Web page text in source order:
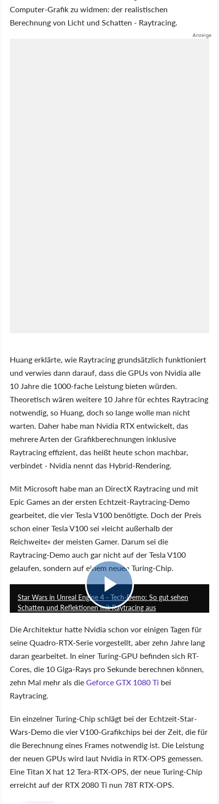
Computer-Grafik zu widmen: der realistischen
Berechnung von Licht und Schatten - Raytracing.
Huang erklärte, wie Raytracing grundsätzlich funktioniert
und verwies dann darauf, dass die GPUs von Nvidia alle
10 Jahre die 1000-fache Leistung bieten würden.
Theoretisch wären weitere 10 Jahre für echtes Raytracing
notwendig, so Huang, doch so lange wolle man nicht
warten. Daher habe man Nvidia RTX entwickelt, das
mehrere Arten der Grafikberechnungen inklusive
Raytracing effizient, das heißt heute schon machbar,
verbindet - Nvidia nennt das Hybrid-Rendering.
Mit Microsoft habe man an DirectX Raytracing und mit
Epic Games an der ersten Echtzeit-Raytracing-Demo
gearbeitet, die vier Tesla V100 benötigte. Doch der Preis
schon einer Tesla V100 sei »leicht außerhalb der
Reichweite« der meisten Gamer. Darum sei die
Raytracing-Demo auch gar nicht auf der Tesla V100
gelaufen, sondern auf einem neuen Turing-Chip.
Star Wars in Unreal Engine 4 - Tech-Demo: So gut sehen
Schatten und Reflektionen mit Raytracing aus
Die Architektur hatte Nvidia schon vor einigen Tagen für
seine Quadro-RTX-Serie vorgestellt, aber zehn Jahre lang
daran gearbeitet. In einer Turing-GPU befinden sich RT-
Cores, die 10 Giga-Rays pro Sekunde berechnen können,
zehn Mal mehr als dieGeforce GTX 1080 Ti bei
Raytracing.
Ein einzelner Turing-Chip schlägt bei der Echtzeit-Star-
Wars-Demo die vier V100-Grafikchips bei der Zeit, die für
die Berechnung eines Frames notwendig ist. Die Leistung
der neuen GPUs wird laut Nvidia in RTX-OPS gemessen.
Eine Titan X hat 12 Tera-RTX-OPS, der neue Turing-Chip
erreicht auf der RTX 2080 Ti nun 78T RTX-OPS.